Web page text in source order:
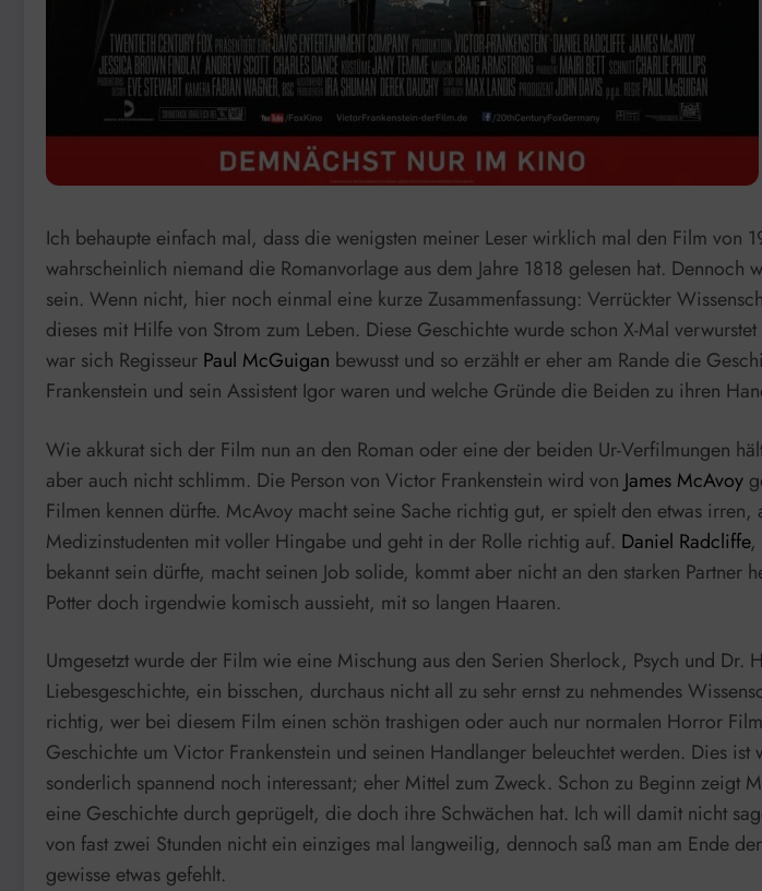
Ich behaupte einfach mal, dass die wenigsten meiner Leser wirklich mal den Film
wahrscheinlich niemand die Romanvorlage aus dem Jahre 1818 gelesen hat.
sein. Wenn nicht, hier noch einmal eine kurze Zusammenfassung: Verrückter
dieses mit Hilfe von Strom zum Leben. Diese Geschichte wurde schon X-Mal
war sich Regisseur Paul McGuigan bewusst und so erzählt er eher am Rande die
Frankenstein und sein Assistent Igor waren und welche Gründe die Beiden zu ihren
Wie akkurat sich der Film nun an den Roman oder eine der beiden Ur-Verfilmungen
aber auch nicht schlimm. Die Person von Victor Frankenstein wird von James McAvoy
Filmen kennen dürfte. McAvoy macht seine Sache richtig gut, er spielt den etwas
Medizinstudenten mit voller Hingabe und geht in der Rolle richtig auf. Daniel Radcliffe,
bekannt sein dürfte, macht seinen Job solide, kommt aber nicht an den starken
Potter doch irgendwie komisch aussieht, mit so langen Haaren.
Umgesetzt wurde der Film wie eine Mischung aus den Serien Sherlock, Psych und
Liebesgeschichte, ein bisschen, durchaus nicht all zu sehr ernst zu nehmendes
richtig, wer bei diesem Film einen schön trashigen oder auch nur normalen Horror
Geschichte um Victor Frankenstein und seinen Handlanger beleuchtet werden. Dies
sonderlich spannend noch interessant; eher Mittel zum Zweck. Schon zu Beginn
eine Geschichte durch geprügelt, die doch ihre Schwächen hat. Ich will damit nicht
von fast zwei Stunden nicht ein einziges mal langweilig, dennoch saß man am Ende
gewisse etwas gefehlt.